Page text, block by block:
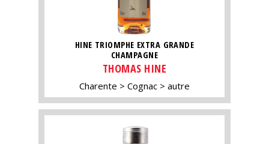
HINE TRIOMPHE EXTRA GRANDE
CHAMPAGNE
THOMAS HINE
Charente Cognac autre